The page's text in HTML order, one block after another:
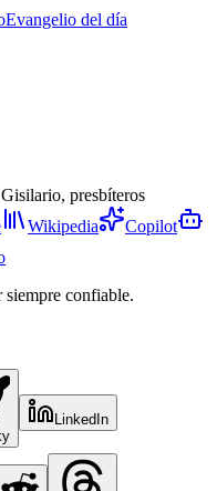
Evangelio del día
presbíteros
Wikipedia
Copilot
confiable.
LinkedIn